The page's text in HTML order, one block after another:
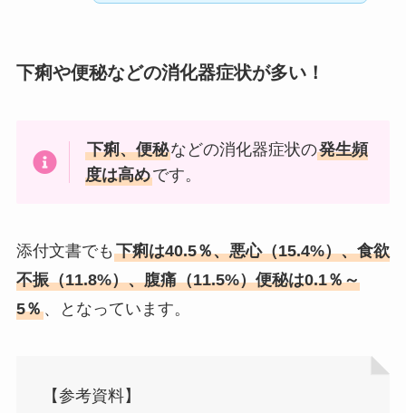
下痢や便秘などの消化器症状が多い！
下痢、便秘などの消化器症状の発生頻
度は高めです。
添付文書でも 下痢は40.5％、悪心（15.4%）、食欲
不振（11.8%）、腹痛（11.5%）便秘は0.1％～
5％、 となっています。
【参考資料】